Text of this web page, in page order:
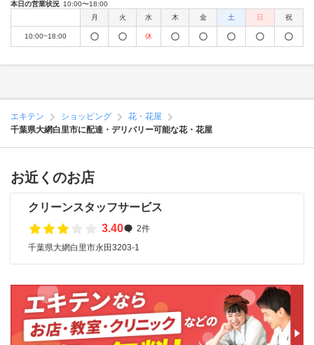
本日の営業状況 10:00〜18:00
月
火 水 木 金 土 日 祝
10:00~18:00 休
エキテン ショッピング
花・花屋
千葉県大網白里市に配達・デリバリー可能な花・花屋
お近くのお店
クリーンスタッフサービス
3.40
2件
千葉県大網白里市永田3203-1